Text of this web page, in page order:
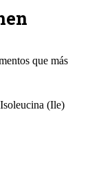
que más
(Ile)